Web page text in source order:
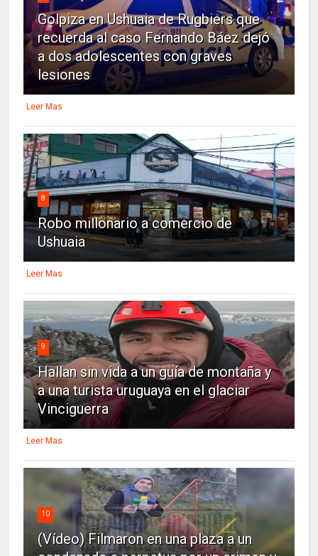
Golpiza en Ushuaia de Rugbiers que
recuerda al caso Fernando Báez dejó
a dos adolescentes con graves
lesiones
Leer Mas
8
Robo millonario a comercio de
Ushuaia
Leer Mas
9
Hallan sin vida a un guía de montaña y
a una turista uruguaya en el glaciar
Vinciguerra
Leer Mas
10
(Vídeo) Filmaron en una plaza a un